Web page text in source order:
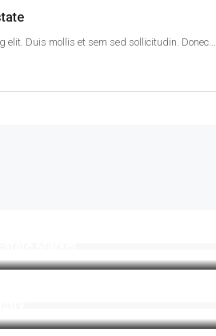
Duis mollis et sem sed sollicitudin. Donec...